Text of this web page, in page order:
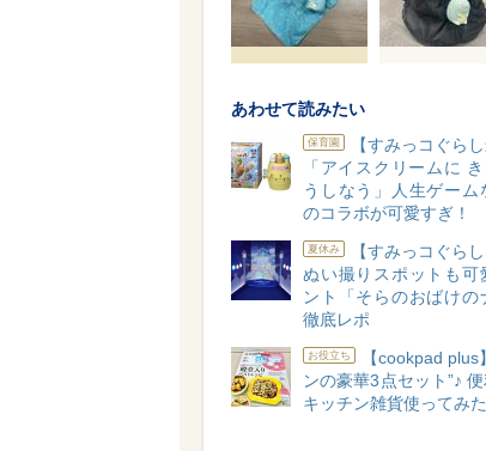
あわせて読みたい
保育園
【すみっコぐら
「アイスクリームに
うしなう」人生ゲーム
のコラボが可愛すぎ！
夏休み
【すみっコぐら
ぬい撮りスポットも可
ント「そらのおばけの
徹底レポ
お役立ち
【cookpad plus
ンの豪華3点セット”♪
キッチン雑貨使ってみた